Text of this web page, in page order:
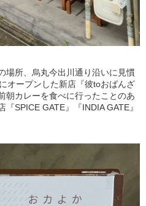
場所、烏丸今出川通り沿いに見慣
オープンした新店『彼toおばんざ
朝カレーを食べに行ったことのあ
SPICE GATE』『INDIA GATE』